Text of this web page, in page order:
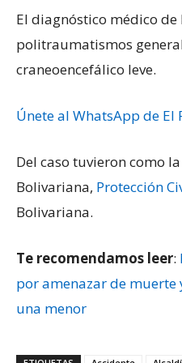
El diagnóstico médico
politraumatismos
craneoencefálico leve.
Únete al WhatsApp de El
Del caso tuvieron como
Bolivariana, Protección
Bolivariana.
Te recomendamos leer:
por amenazar de
una menor